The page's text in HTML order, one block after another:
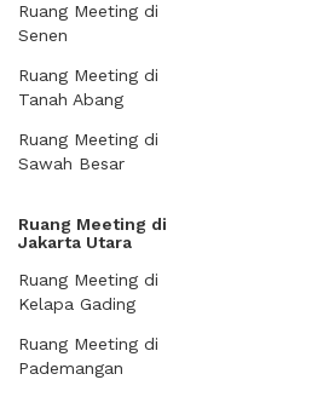
Ruang Meeting di
Senen
Ruang Meeting di
Tanah Abang
Ruang Meeting di
Sawah Besar
Ruang Meeting di
Jakarta Utara
Ruang Meeting di
Kelapa Gading
Ruang Meeting di
Pademangan